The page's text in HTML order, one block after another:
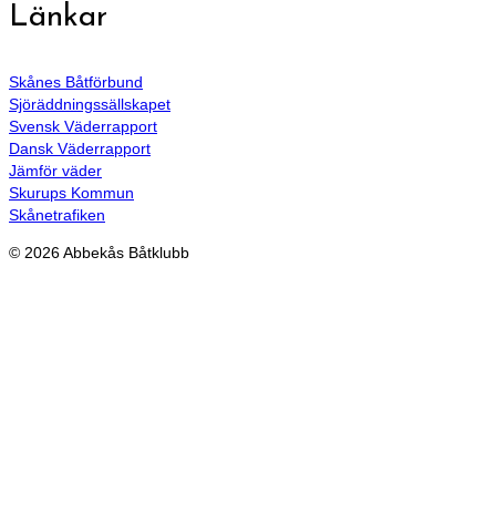
Länkar
Skånes Båtförbund
Sjöräddningssällskapet
Svensk Väderrapport
Dansk Väderrapport
Jämför väder
Skurups Kommun
Skånetrafiken
© 2026 Abbekås Båtklubb